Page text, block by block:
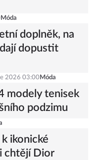
Móda
doplněk, na
dopustit
2026 03:00 Móda
modely tenisek
podzimu
ikonické
chtějí Dior